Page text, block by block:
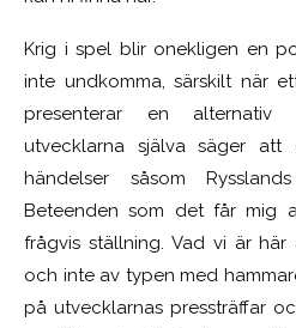
Krig i spel blir onekligen en
inte undkomma, särskilt när
presenterar en alternativ
utvecklarna själva säger
händelser såsom
Beteenden som det får mig
frågvis ställning. Vad vi är
och inte av typen med
på utvecklarnas pressträffar